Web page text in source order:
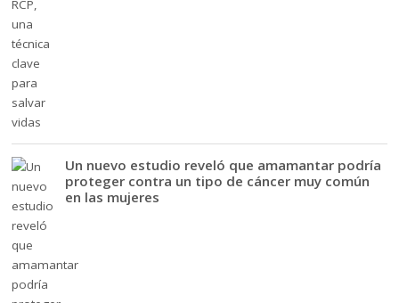
Un nuevo estudio reveló que amamantar podría
proteger contra un tipo de cáncer muy común
en las mujeres